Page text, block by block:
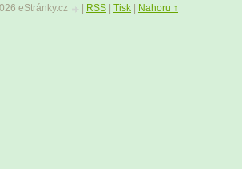
eStránky.cz RSS Tisk Nahoru ↑